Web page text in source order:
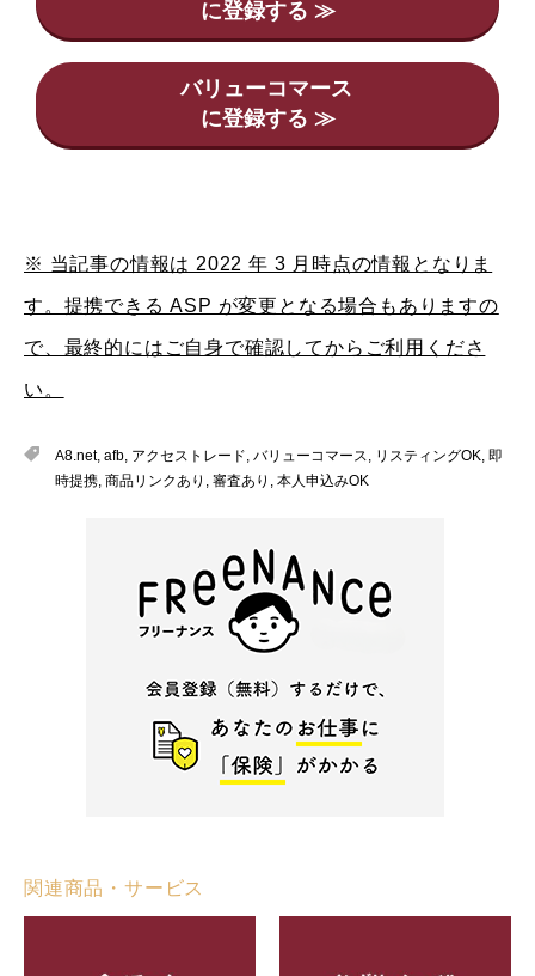
バリューコマース
※ 当記事の情報は 2022 年 3 月時点の情報となりま
す。提携できる ASP が変更となる場合もありますの
で、最終的にはご自身で確認してからご利用くださ
い。
A8.net, afb アクセストレード バリューコマース リスティングOK 即
時提携 商品リンクあり 審査あり 本人申込みOK
関連商品・サービス